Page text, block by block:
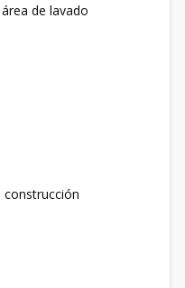
de lavado
construcción